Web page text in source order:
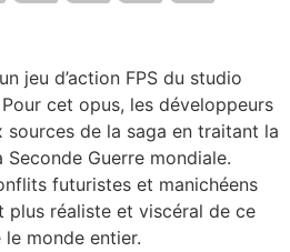
jeu d’action FPS du studio
cet opus, les développeurs
de la saga en traitant la
Guerre mondiale.
futuristes et manichéens
plus réaliste et viscéral de ce
monde entier.